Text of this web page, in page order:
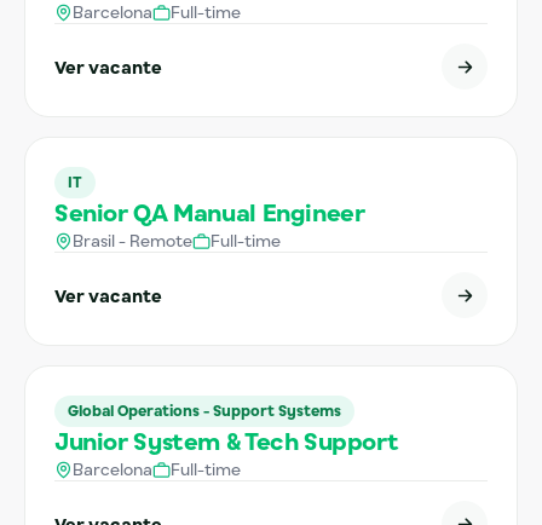
Barcelona Full-time
Ver vacante
IT
Senior QA Manual Engineer
Brasil - Remote Full-time
Ver vacante
Global Operations - Support Systems
Junior System & Tech Support
Barcelona Full-time